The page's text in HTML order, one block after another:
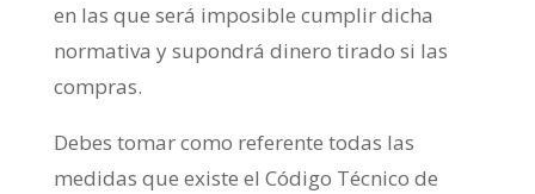
en las que será imposible cumplir dicha
normativa y supondrá dinero tirado si las
compras.
Debes tomar como referente todas las
medidas que existe el Código Técnico de